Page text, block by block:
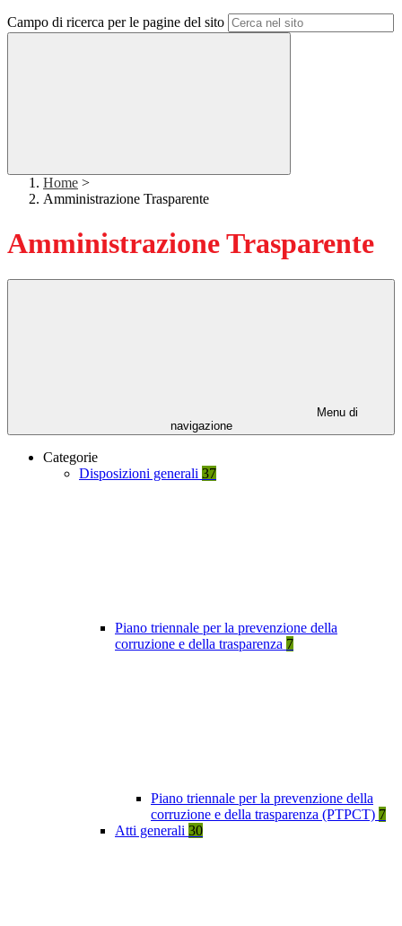
Campo di ricerca per le pagine del sito
Home >
Amministrazione Trasparente
Amministrazione Trasparente
Menu di
navigazione
Categorie
Disposizioni generali 37
Piano triennale per la prevenzione della
corruzione e della trasparenza 7
Piano triennale per la prevenzione della
corruzione e della trasparenza (PTPCT) 7
Atti generali 30